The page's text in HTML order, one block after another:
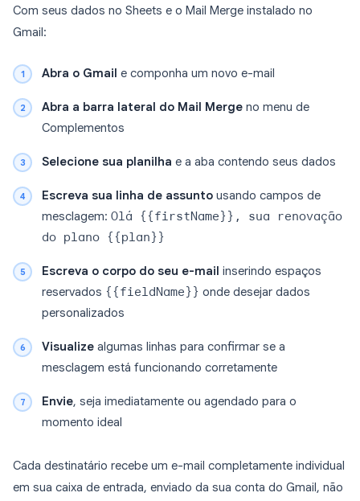
Com seus dados no Sheets e o Mail Merge instalado no
Gmail:
Abra o Gmail e componha um novo e-mail
Abra a barra lateral do Mail Merge no menu de
Complementos
Selecione sua planilha e a aba contendo seus dados
Escreva sua linha de assunto usando campos de
mesclagem: Olá {{firstName}}, sua renovação
do plano {{plan}}
Escreva o corpo do seu e-mail inserindo espaços
reservados {{fieldName}} onde desejar dados
personalizados
Visualize algumas linhas para confirmar se a
mesclagem está funcionando corretamente
Envie, seja imediatamente ou agendado para o
momento ideal
Cada destinatário recebe um e-mail completamente individual
em sua caixa de entrada, enviado da sua conta do Gmail, não